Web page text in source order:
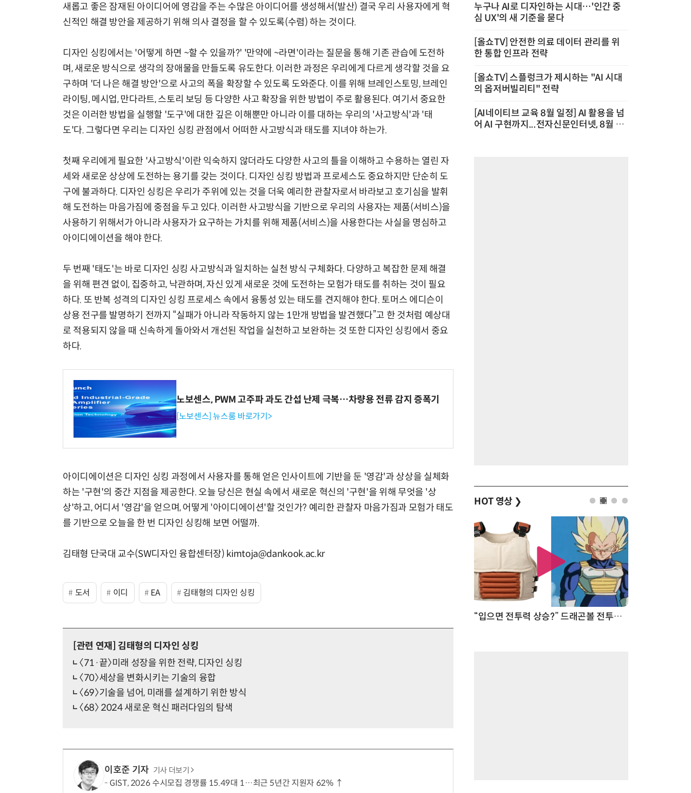
새롭고 좋은 잠재된 아이디어에 영감을 주는 수많은 아이디어를 생성해서(발산) 결국 우리 사용자에게 혁
신적인 해결 방안을 제공하기 위해 의사 결정을 할 수 있도록(수렴) 하는 것이다.
디자인 싱킹에서는 '어떻게 하면 ~할 수 있을까?' '만약에 ~라면'이라는 질문을 통해 기존 관습에 도전하
며, 새로운 방식으로 생각의 장애물을 만들도록 유도한다. 이러한 과정은 우리에게 다르게 생각할 것을 요
구하며 '더 나은 해결 방안'으로 사고의 폭을 확장할 수 있도록 도와준다. 이를 위해 브레인스토밍, 브레인
라이팅, 메시업, 만다라트, 스토리 보딩 등 다양한 사고 확장을 위한 방법이 주로 활용된다. 여기서 중요한
것은 이러한 방법을 실행할 '도구'에 대한 깊은 이해뿐만 아니라 이를 대하는 우리의 '사고방식'과 '태
도'다. 그렇다면 우리는 디자인 싱킹 관점에서 어떠한 사고방식과 태도를 지녀야 하는가.
첫째 우리에게 필요한 '사고방식'이란 익숙하지 않더라도 다양한 사고의 틀을 이해하고 수용하는 열린 자
세와 새로운 상상에 도전하는 용기를 갖는 것이다. 디자인 싱킹 방법과 프로세스도 중요하지만 단순히 도
구에 불과하다. 디자인 싱킹은 우리가 주위에 있는 것을 더욱 예리한 관찰자로서 바라보고 호기심을 발휘
해 도전하는 마음가짐에 중점을 두고 있다. 이러한 사고방식을 기반으로 우리의 사용자는 제품(서비스)을
사용하기 위해서가 아니라 사용자가 요구하는 가치를 위해 제품(서비스)을 사용한다는 사실을 명심하고
아이디에이션을 해야 한다.
두 번째 '태도'는 바로 디자인 싱킹 사고방식과 일치하는 실천 방식 구체화다. 다양하고 복잡한 문제 해결
을 위해 편견 없이, 집중하고, 낙관하며, 자신 있게 새로운 것에 도전하는 모험가 태도를 취하는 것이 필요
하다. 또 반복 성격의 디자인 싱킹 프로세스 속에서 융통성 있는 태도를 견지해야 한다. 토머스 에디슨이
상용 전구를 발명하기 전까지 “실패가 아니라 작동하지 않는 1만개 방법을 발견했다”고 한 것처럼 예상대
로 적용되지 않을 때 신속하게 돌아와서 개선된 작업을 실천하고 보완하는 것 또한 디자인 싱킹에서 중요
하다.
노보센스, PWM 고주파 과도 간섭 난제 극복…차량용 전류 감지 증폭기
[노보센스] 뉴스룸 바로가기>
아이디에이션은 디자인 싱킹 과정에서 사용자를 통해 얻은 인사이트에 기반을 둔 '영감'과 상상을 실체화
하는 '구현'의 중간 지점을 제공한다. 오늘 당신은 현실 속에서 새로운 혁신의 '구현'을 위해 무엇을 '상
상'하고, 어디서 '영감'을 얻으며, 어떻게 '아이디에이션'할 것인가? 예리한 관찰자 마음가짐과 모험가 태도
를 기반으로 오늘을 한 번 디자인 싱킹해 보면 어떨까.
김태형 단국대 교수(SW디자인 융합센터장) kimtoja@dankook.ac.kr
도서 이디 EA 김태형의 디자인 싱킹
[관련 연재]
김태형의 디자인 싱킹
〈71·끝〉미래 성장을 위한 전략, 디자인 싱킹
〈70〉세상을 변화시키는 기술의 융합
〈69〉기술을 넘어, 미래를 설계하기 위한 방식
〈68〉 2024 새로운 혁신 패러다임의 탐색
이호준 기자 기사 더보기
GIST, 2026 수시모집 경쟁률 15.49대 1…최근 5년간 지원자 62% ↑
누구나 AI로 디자인하는 시대…'인간 중
심 UX'의 새 기준을 묻다
[올쇼TV] 안전한 의료 데이터 관리를 위
한 통합 인프라 전략
[올쇼TV] 스플렁크가 제시하는 "AI 시대
의 옵저버빌리티" 전략
[AI네이티브 교육 8월 일정] AI 활용을 넘
어 AI 구현까지...전자신문인터넷, 8월 실
HOT 영상 ❯
“입으면 전투력 상승?” 드래곤볼 전투복 닮은 중량조끼